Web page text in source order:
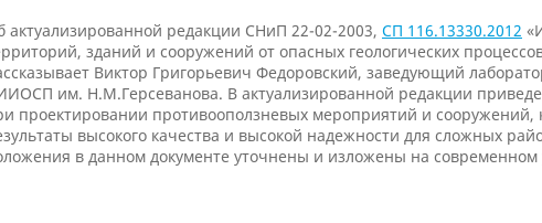
актуализированной редакции СНиП 22-02-2003, СП 116.13330.2012
зданий и сооружений от опасных геологических
Виктор Григорьевич Федоровский, заведующий
им. Н.М.Герсеванова. В актуализированной редакции
проектировании противооползневых мероприятий и сооружений,
высокого качества и высокой надежности для сложных
в данном документе уточнены и изложены на современном